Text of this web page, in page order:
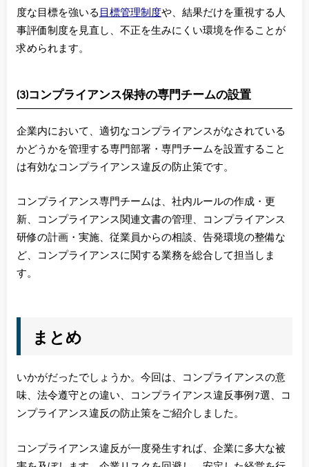
度な目標を強いる 目標管理制度や、結果だけを重視する人
事評価制度を見直し、不正を生みにくい環境を作ることが
求められます。
(3)コンプライアンス保持の専門チームの設置
企業内において、適切なコンプライアンスがなされている
かどうかを管理する専門部署・専門チームを設置すること
は有効なコンプライアンス違反の防止策です。
コンプライアンス専門チームは、社内ルールの作成・更
新、コンプライアンス関連文書の管理、コンプライアンス
研修の計画・実施、従業員からの相談、告発環境の整備な
ど、コンプライアンスに関する業務を総合して担当しま
す。
まとめ
いかがだったでしょうか。今回は、コンプライアンスの意
味、法令遵守との違い、コンプライアンス違反事例7選、コ
ンプライアンス違反の防止策をご紹介しました。
コンプライアンス違反が一度発生すれば、企業に多大な被